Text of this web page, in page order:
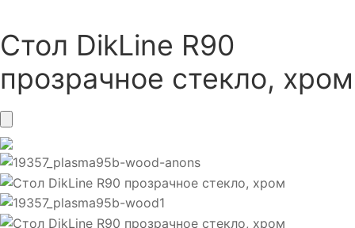
Стол DikLine R90
прозрачное стекло, хром